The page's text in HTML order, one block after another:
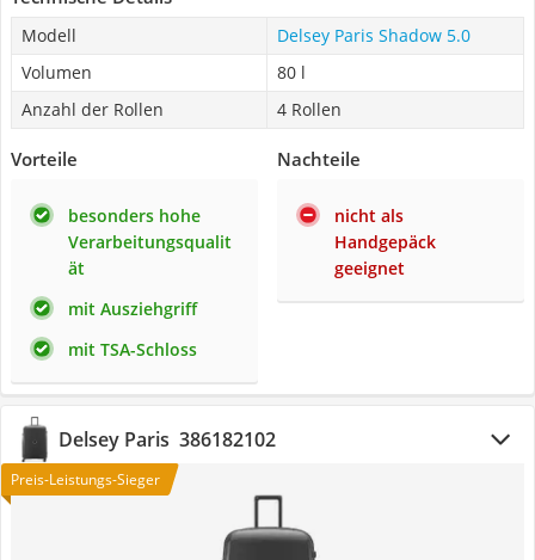
Modell
Delsey Paris Shadow 5.0
Volumen
80 l
Anzahl der Rollen
4 Rollen
Vorteile
besonders hohe
Verarbeitungsqualit
ät
mit Ausziehgriff
mit TSA-Schloss
Nachteile
nicht als
Handgepäck
geeignet
Delsey Paris ‎ 386182102
Preis-Leistungs-Sieger